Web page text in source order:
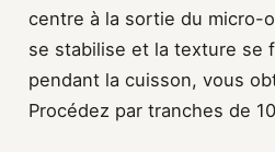
centre à la sortie du micro-
se stabilise et la texture se
pendant la cuisson, vous
Procédez par tranches de